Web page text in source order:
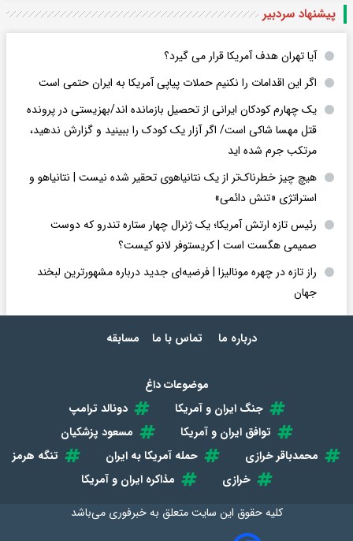
پیشنهاد سردبیر
آیا تهران هدف آمریکا قرار می گیرد؟
اگر این اقدامات را نکنیم حملات پیاپی آمریکا به ایران حتمی است
یک چهارم کودکان ایرانی از تحصیل بازمانده اند/بهزیستی در پرونده
قتل مهسا شاکی است/ اگر آزار یک کودک را ببینید و گزارش ندهید،
مرتکب جرم شده اید
هیچ چیز خطرناک‌تر از یک نتانیاهوی تحقیر شده نیست | نتانیاهو و
استراتژی «تنش دائمی»
رئیس تازه ارتش آمریکا؛ یک ژنرال چهار ستاره تندرو که دوست
صمیمی هگست است | کریستوفر لانو کیست؟
راز تازه در چهره مونالیزا | فرضیه‌ای جدید درباره مشهورترین لبخند
جهان
درباره ما تماس با ما مسابقه
موضوعات داغ
جنگ ایران و آمریکا
دونالد ترامپ
توافق ایران و آمریکا
مسعود پزشکیان
محمدباقر خرازی
حمله آمریکا به ایران
تنگه هرمز
خرازی
مذاکره ایران و آمریکا
کلیه حقوق این سایت متعلق بهخبرفوری می‌باشد